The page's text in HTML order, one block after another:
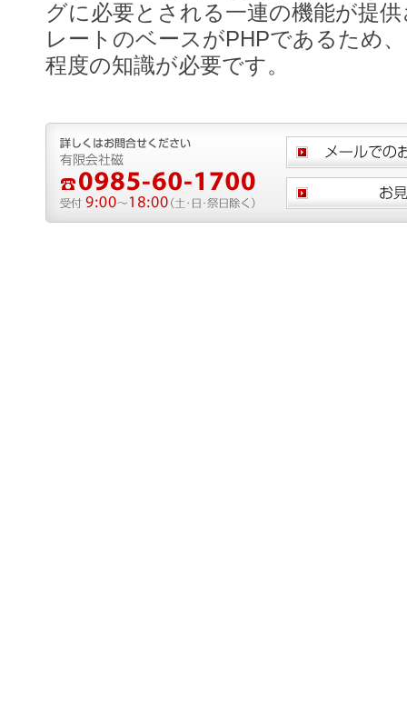
グに必要とされる一連の機能が提
レートのベースがPHPであるため
程度の知識が必要です。